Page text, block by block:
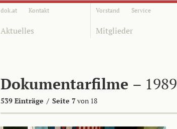
dok.at Kontakt Vorstand Service
Aktuelles Mitglieder
Dokumentarfilme – 1989
539 Einträge / Seite 7von 18